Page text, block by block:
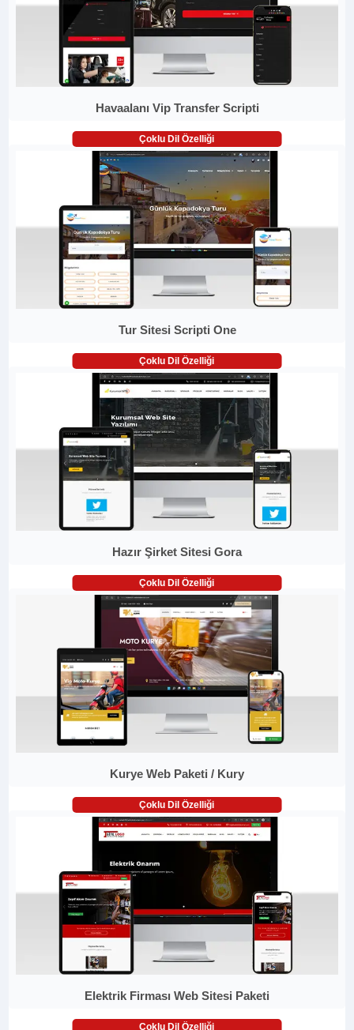
Havaalanı Vip Transfer Scripti
Çoklu Dil Özelliği
Tur Sitesi Scripti One
Çoklu Dil Özelliği
Hazır Şirket Sitesi Gora
Çoklu Dil Özelliği
Kurye Web Paketi / Kury
Çoklu Dil Özelliği
Elektrik Firması Web Sitesi Paketi
Çoklu Dil Özelliği